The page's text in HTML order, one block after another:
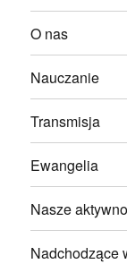
O nas
Nauczanie
Transmisja
Ewangelia
Nasze
Nadchodzące